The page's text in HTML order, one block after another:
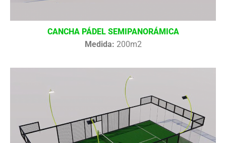
CANCHA PÁDEL SEMIPANORÁMICA
Medida: 200m2